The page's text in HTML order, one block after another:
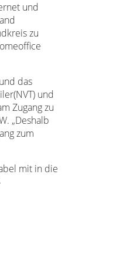
und
zu
das
und
Zugang zu
„Deshalb
zum
mit in die